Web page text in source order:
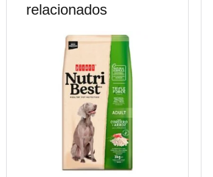
relacionados